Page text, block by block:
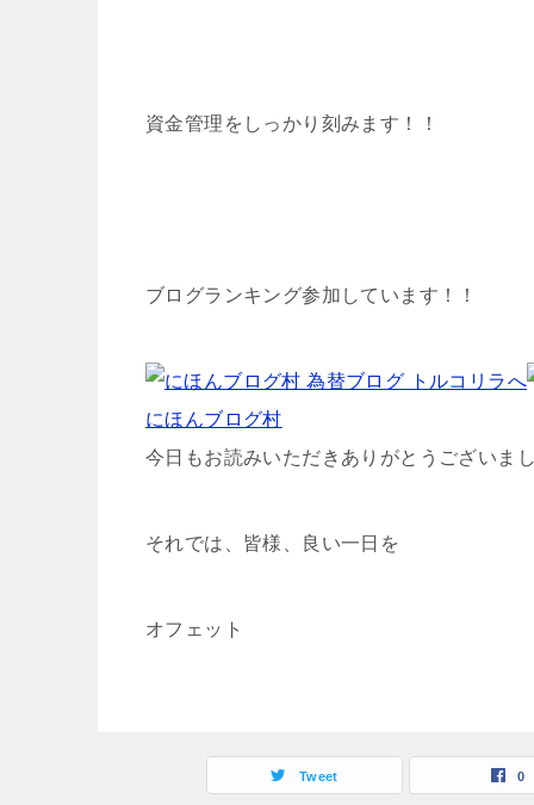
資金管理をしっかり刻みます！！
ブログランキング参加しています！！
にほんブログ村
今日もお読みいただきありがとうございま
それでは、皆様、良い一日を
オフェット
Tweet 0